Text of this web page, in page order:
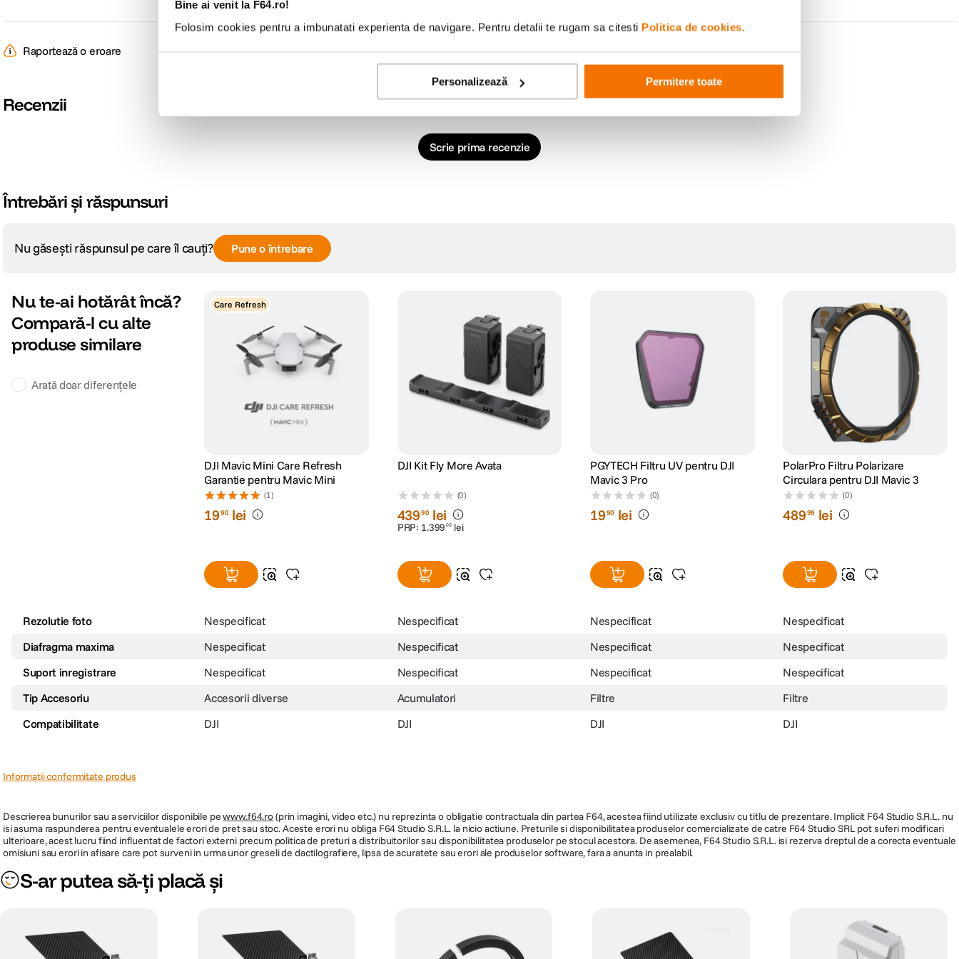
Bine ai venit la F64.ro!
Folosim cookies pentru a imbunatati experienta de navigare. Pentru detalii te rugam sa citesti Politica de cookies.
Personalizează Permitere toate
Raportează o eroare
Recenzii
Scrie prima recenzie
Întrebări și răspunsuri
Nu găsești răspunsul pe care îl cauți? Pune o întrebare
Nu te-ai hotărât încă?
Compară-l cu alte
produse similare
Arată doar diferențele
Care Refresh
DJI Mavic Mini Care Refresh
Garantie pentru Mavic Mini
(1)
1990 lei
DJI Kit Fly More Avata
(0)
43990 lei
PRP: 1.399 00 lei
PGYTECH Filtru UV pentru DJI
Mavic 3 Pro
(0)
1990 lei
PolarPro Filtru Polarizare
Circulara pentru DJI Mavic 3
(0)
48999 lei
Rezolutie foto Nespecificat Nespecificat Nespecificat
Nespecificat
Diafragma maxima
Nespecificat Nespecificat Nespecificat
Nespecificat
Suport inregistrare
Nespecificat Nespecificat Nespecificat
Nespecificat
Tip Accesoriu
Accesorii diverse Acumulatori Filtre
Filtre
Compatibilitate
DJI DJI DJI DJI
Informatii conformitate produs
Descrierea bunurilor sau a serviciilor disponibile pewww.f64.ro(prin imagini, video etc.) nu reprezinta o obligatie contractuala din partea F64, acestea fiind utilizate exclusiv cu titlu de prezentare. Implicit F64 Studio S.R.L. nu
isi asuma raspunderea pentru eventualele erori de pret sau stoc. Aceste erori nu obliga F64 Studio S.R.L. la nicio actiune. Preturile si disponibilitatea produselor comercializate de catre F64 Studio SRL pot suferi modificari
ulterioare, acest lucru fiind influentat de factori externi precum politica de preturi a distribuitorilor sau disponibilitatea produselor pe stocul acestora. De asemenea, F64 Studio S.R.L. isi rezerva dreptul de a corecta eventuale
omisiuni sau erori in afisare care pot surveni in urma unor greseli de dactilografiere, lipsa de acuratete sau erori ale produselor software, fara a anunta in prealabil.
S-ar putea să-ți placă și